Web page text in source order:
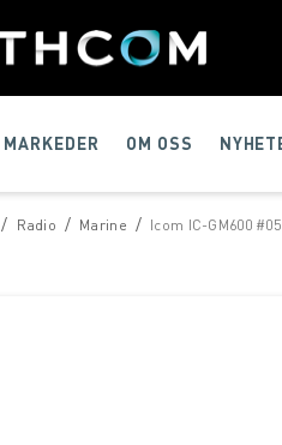
MARKEDER OM OSS
/ /
Radio /
Marine Icom IC-GM600